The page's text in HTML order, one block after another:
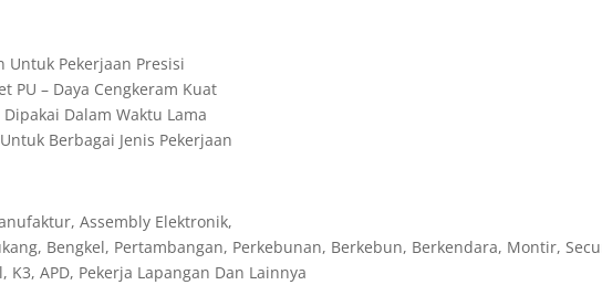
Untuk Pekerjaan Presisi
PU – Daya Cengkeram Kuat
Dalam Waktu Lama
Berbagai Jenis Pekerjaan
Assembly Elektronik,
Bengkel, Pertambangan, Perkebunan, Berkebun, Berkendara, Montir,
K3, APD, Pekerja Lapangan Dan Lainnya